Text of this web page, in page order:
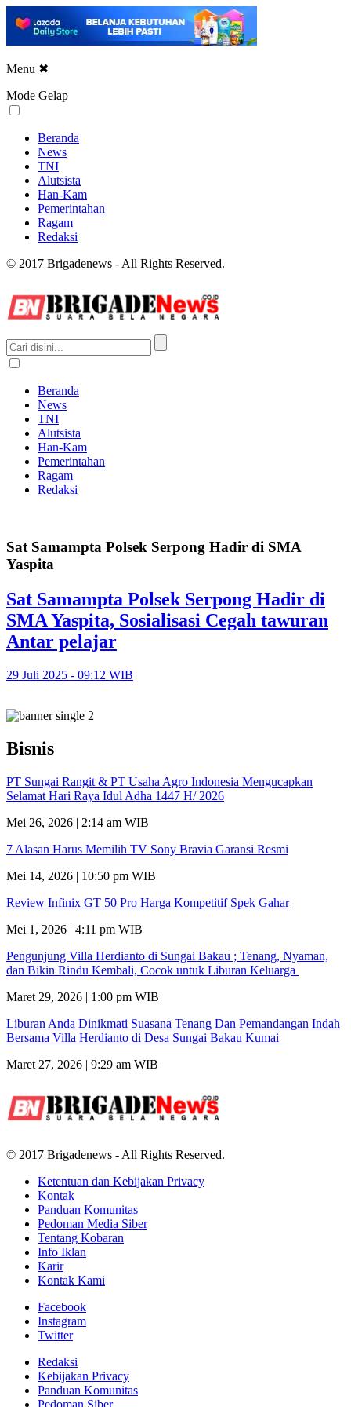
Menu ✖
Mode Gelap
Beranda
News
TNI
Alutsista
Han-Kam
Pemerintahan
Ragam
Redaksi
© 2017 Brigadenews - All Rights Reserved.
Beranda
News
TNI
Alutsista
Han-Kam
Pemerintahan
Ragam
Redaksi
Sat Samampta Polsek Serpong Hadir di SMA
Yaspita
Sat Samampta Polsek Serpong Hadir di
SMA Yaspita, Sosialisasi Cegah tawuran
Antar pelajar
29 Juli 2025 - 09:12 WIB
Bisnis
PT Sungai Rangit & PT Usaha Agro Indonesia Mengucapkan
Selamat Hari Raya Idul Adha 1447 H/ 2026
Mei 26, 2026 | 2:14 am WIB
7 Alasan Harus Memilih TV Sony Bravia Garansi Resmi
Mei 14, 2026 | 10:50 pm WIB
Review Infinix GT 50 Pro Harga Kompetitif Spek Gahar
Mei 1, 2026 | 4:11 pm WIB
Pengunjung Villa Herdianto di Sungai Bakau ; Tenang, Nyaman,
dan Bikin Rindu Kembali, Cocok untuk Liburan Keluarga
Maret 29, 2026 | 1:00 pm WIB
Liburan Anda Dinikmati Suasana Tenang Dan Pemandangan Indah
Bersama Villa Herdianto di Desa Sungai Bakau Kumai
Maret 27, 2026 | 9:29 am WIB
© 2017 Brigadenews - All Rights Reserved.
Ketentuan dan Kebijakan Privacy
Kontak
Panduan Komunitas
Pedoman Media Siber
Tentang Kobaran
Info Iklan
Karir
Kontak Kami
Facebook
Instagram
Twitter
Redaksi
Kebijakan Privacy
Panduan Komunitas